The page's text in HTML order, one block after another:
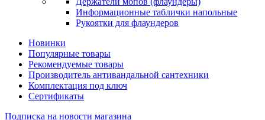
Информационные таблички напольные
Рукоятки для флаундеров
Новинки
Популярные товары
Рекомендуемые товары
Производитель антивандальной сантехники
Комплектация под ключ
Сертификаты
Подписка на новости магазина